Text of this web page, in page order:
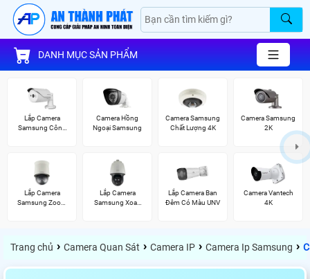
DANH MỤC SẢN PHẨM
Lắp Camera
Samsung Công
Camera Hồng
Ngoại Samsung
Camera Samsung
Chất Lượng 4K
Camera Samsung
2K
Lắp Camera
Samsung Zoom
Lắp Camera
Samsung Xoay
Lắp Camera Ban
Đêm Có Màu UNV
Camera Vantech
4K
Trang chủ › Camera Quan Sát › Camera IP › Camera Ip Samsung ›